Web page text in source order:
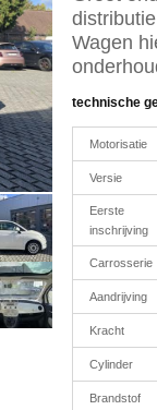
Wagen
technische
Motorisatie
Versie
Eerste
inschrijving
Carrosserie
Aandrijving
Kracht
Cylinder
Brandstof